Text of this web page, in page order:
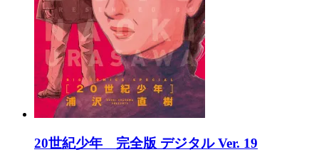
20世紀少年 完全版 デジタル Ver. 19